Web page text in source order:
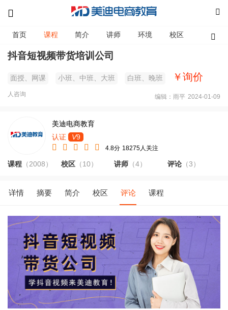
首页 课程 简介 讲师 环境 校区 资讯
抖音短视频带货培训公司
面授、网课 小班、中班、大班 白班、晚班 ￥询价
人咨询 2024-01-09
编辑：雨平
美迪电商教育
认证
V9
4.8分 18275人关注
课程 （2008） 校区（10） 讲师 （4） 评论（3）
详情 摘要 简介 校区 评论 课程